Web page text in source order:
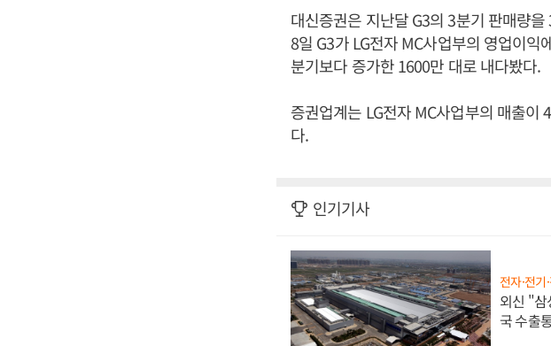
대신증권은 지난달 G3의 3분기 판매량
8일 G3가 LG전자 MC사업부의 영업이
분기보다 증가한 1600만 대로 내다봤다.
증권업계는 LG전자 MC사업부의 매출이
다.
인기기사
전자·전기
외신 "삼
국 수출